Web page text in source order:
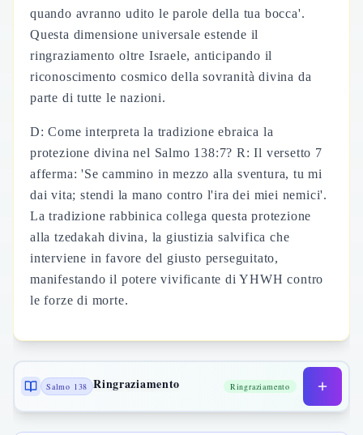
quando avranno udito le parole della tua bocca'.
Questa dimensione universale estende il
ringraziamento oltre Israele, anticipando il
riconoscimento cosmico della sovranità divina da
parte di tutte le nazioni.
D: Come interpreta la tradizione ebraica la
protezione divina nel Salmo 138:7? R: Il versetto 7
afferma: 'Se cammino in mezzo alla sventura, tu mi
dai vita; stendi la mano contro l'ira dei miei nemici'.
La tradizione rabbinica collega questa protezione
alla tzedakah divina, la giustizia salvifica che
interviene in favore del giusto perseguitato,
manifestando il potere vivificante di YHWH contro
le forze di morte.
Salmo 138 Ringraziamento Ringraziamento